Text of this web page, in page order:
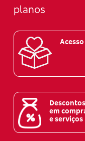
planos
Descontos
em
e serviços